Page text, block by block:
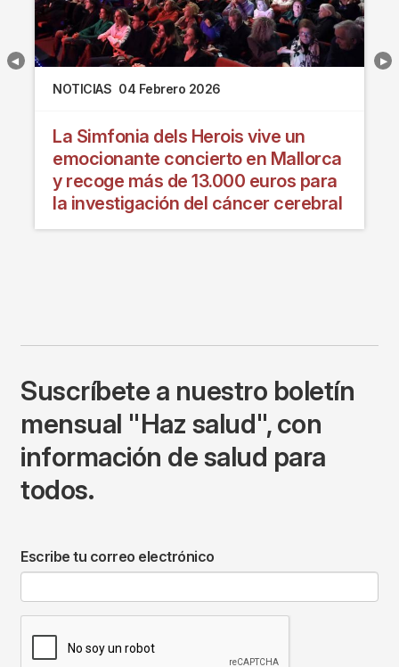
NOTICIAS 04 Febrero 2026
La Simfonia dels Herois vive un
emocionante concierto en Mallorca
y recoge más de 13.000 euros para
la investigación del cáncer cerebral
Suscríbete a nuestro boletín
mensual "Haz salud", con
información de salud para
todos.
Escribe tu correo electrónico